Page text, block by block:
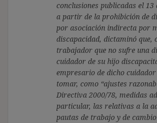
conclusiones publicadas el 13
a partir de la prohibición de
por asociación indirecta por
discapacidad, dictaminó que,
trabajador que no sufre una
cuidador de su hijo
empresario de dicho
tomar, como “ajustes
Directiva 2000/78, medidas
particular, las relativas a la
pautas de trabajo y de